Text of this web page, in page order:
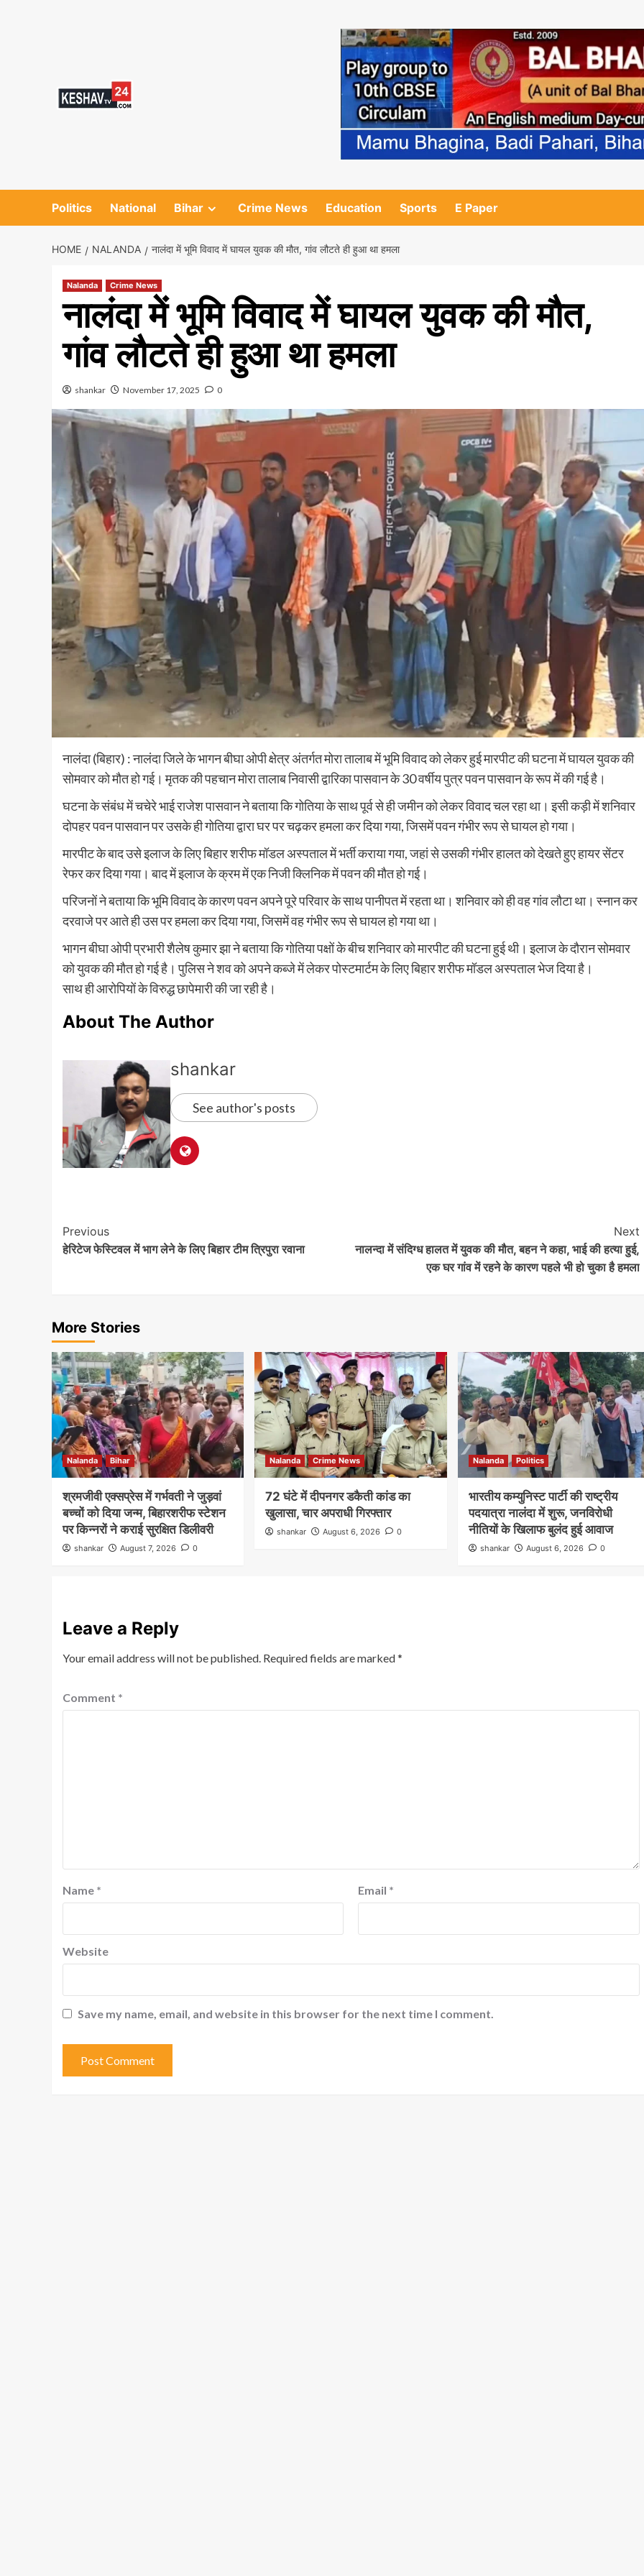
Politics National Bihar Crime News Education Sports E Paper
HOME NALANDA नालंदा में भूमि विवाद में घायल युवक की मौत, गांव लौटते ही हुआ था हमला
Nalanda Crime News
नालंदा में भूमि विवाद में घायल युवक की मौत,
गांव लौटते ही हुआ था हमला
shankar November 17, 2025 0
नालंदा (बिहार) : नालंदा जिले के भागन बीघा ओपी क्षेत्र अंतर्गत मोरा तालाब में भूमि विवाद को लेकर हुई मारपीट की घटना में घायल युवक की
सोमवार को मौत हो गई। मृतक की पहचान मोरा तालाब निवासी द्वारिका पासवान के 30 वर्षीय पुत्र पवन पासवान के रूप में की गई है।
घटना के संबंध में चचेरे भाई राजेश पासवान ने बताया कि गोतिया के साथ पूर्व से ही जमीन को लेकर विवाद चल रहा था। इसी कड़ी में शनिवार
दोपहर पवन पासवान पर उसके ही गोतिया द्वारा घर पर चढ़कर हमला कर दिया गया, जिसमें पवन गंभीर रूप से घायल हो गया।
मारपीट के बाद उसे इलाज के लिए बिहार शरीफ मॉडल अस्पताल में भर्ती कराया गया, जहां से उसकी गंभीर हालत को देखते हुए हायर सेंटर
रेफर कर दिया गया। बाद में इलाज के क्रम में एक निजी क्लिनिक में पवन की मौत हो गई।
परिजनों ने बताया कि भूमि विवाद के कारण पवन अपने पूरे परिवार के साथ पानीपत में रहता था। शनिवार को ही वह गांव लौटा था। स्नान कर
दरवाजे पर आते ही उस पर हमला कर दिया गया, जिसमें वह गंभीर रूप से घायल हो गया था।
भागन बीघा ओपी प्रभारी शैलेष कुमार झा ने बताया कि गोतिया पक्षों के बीच शनिवार को मारपीट की घटना हुई थी। इलाज के दौरान सोमवार
को युवक की मौत हो गई है। पुलिस ने शव को अपने कब्जे में लेकर पोस्टमार्टम के लिए बिहार शरीफ मॉडल अस्पताल भेज दिया है।
साथ ही आरोपियों के विरुद्ध छापेमारी की जा रही है।
About The Author
shankar
See author's posts
Post
Navigation
Previous
हेरिटेज फेस्टिवल में भाग लेने के लिए बिहार टीम त्रिपुरा रवाना
Next
नालन्दा में संदिग्ध हालत में युवक की मौत, बहन ने कहा, भाई की हत्या हुई,
एक घर गांव में रहने के कारण पहले भी हो चुका है हमला
More Stories
Nalanda Bihar
श्रमजीवी एक्सप्रेस में गर्भवती ने जुड़वां
बच्चों को दिया जन्म, बिहारशरीफ स्टेशन
पर किन्नरों ने कराई सुरक्षित डिलीवरी
shankar August 7, 2026 0
Nalanda Crime News
72 घंटे में दीपनगर डकैती कांड का
खुलासा, चार अपराधी गिरफ्तार
shankar August 6, 2026 0
Nalanda Politics
भारतीय कम्युनिस्ट पार्टी की राष्ट्रीय
पदयात्रा नालंदा में शुरू, जनविरोधी
नीतियों के खिलाफ बुलंद हुई आवाज
shankar August 6, 2026 0
Leave a Reply
Your email address will not be published. Required fields are marked*
Comment *
Name * Email *
Website
Save my name, email, and website in this browser for the next time I comment.
Nalanda Crime News
पिचासा मोड़ पर तेज रफ्तार ट्रक ने स्कूटी सवार को
रौंदा, हाथ में गंभीर चोट; चालक हिरासत में, ट्रक जब्त